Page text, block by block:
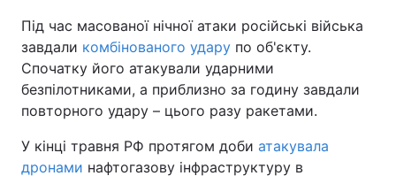
Під час масованої нічної атаки російські війська
завдали комбінованого удару по об'єкту.
Спочатку його атакували ударними
безпілотниками, а приблизно за годину завдали
повторного удару – цього разу ракетами.
У кінці травня РФ протягом доби атакувала
дронами нафтогазову інфраструктуру в